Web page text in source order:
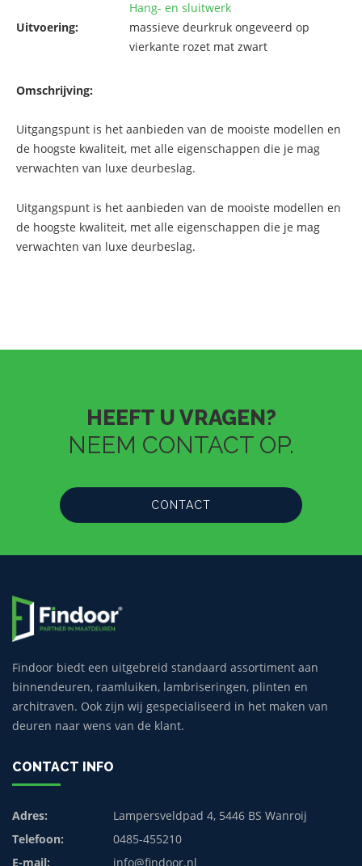
Hang- en sluitwerk
Uitvoering:
massieve deurkruk ongeveerd op
vierkante rozet mat zwart
Omschrijving:
Uitgangspunt is het aanbieden van de mooiste modellen en
de hoogste kwaliteit, met alle eigenschappen die je mag
verwachten van luxe deurbeslag.
Uitgangspunt is het aanbieden van de mooiste modellen en
de hoogste kwaliteit, met alle eigenschappen die je mag
verwachten van luxe deurbeslag.
HEEFT U VRAGEN?
NEEM CONTACT OP.
CONTACT
Findoor biedt een uitgebreid standaard assortiment aan
binnendeuren, raamluiken, lambriseringen, plinten en
architraven. Ook zijn wij gespecialiseerd in het maken van
deuren naar wens van de klant.
CONTACT INFO
Adres:
Lampersveldpad 4, 5446 BS Wanroij
Telefoon:
0485-455210
E-mail:
info@findoor.nl